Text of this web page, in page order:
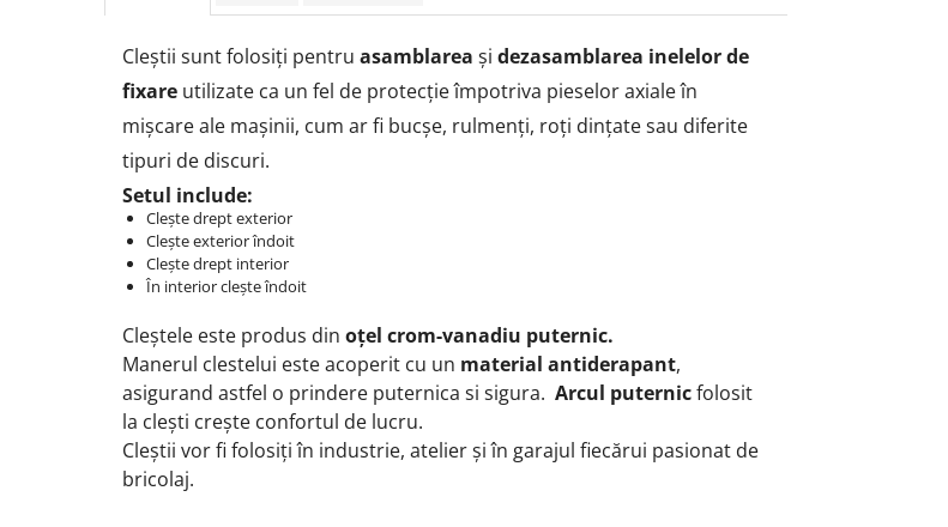
Scule Pneumatice
Suport motocicleta
Tunuri de caldura si aeroteme
Utilaje constructie
Cleștii sunt folosiți pentru asamblarea și dezasamblarea inelelor de
fixare utilizate ca un fel de protecție împotriva pieselor axiale în
mișcare ale mașinii, cum ar fi bucșe, rulmenți, roți dințate sau diferite
tipuri de discuri.
Setul include:
Clește drept exterior
Clește exterior îndoit
Clește drept interior
În interior clește îndoit
Cleștele este produs din oțel crom-vanadiu puternic.
Manerul clestelui este acoperit cu un material antiderapant,
asigurand astfel o prindere puternica si sigura. Arcul puternicfolosit
la clești crește confortul de lucru.
Cleștii vor fi folosiți în industrie, atelier și în garajul fiecărui pasionat de
bricolaj.